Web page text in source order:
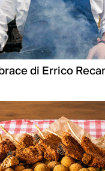
di Errico